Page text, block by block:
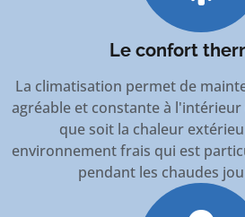
Le confort
La climatisation permet de
agréable et constante à
que soit la chaleur
environnement frais qui est
pendant les chaudes